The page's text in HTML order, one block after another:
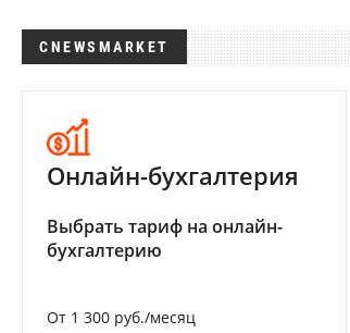
CNEWSMARKET
Онлайн-бухгалтерия
Выбрать тариф на онлайн-
бухгалтерию
От 1 300 руб./месяц